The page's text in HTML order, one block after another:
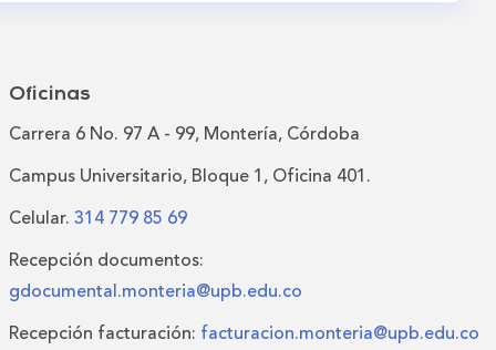
Oficinas
Carrera 6 No. 97 A - 99, Montería, Córdoba
Campus Universitario, Bloque 1, Oficina 401.
Celular. 314 779 85 69
Recepción documentos:
gdocumental.monteria@upb.edu.co
Recepción facturación: facturacion.monteria@upb.edu.co